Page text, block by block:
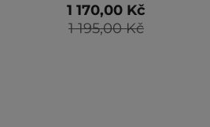
1 195,00 Kč
1 170,00 Kč